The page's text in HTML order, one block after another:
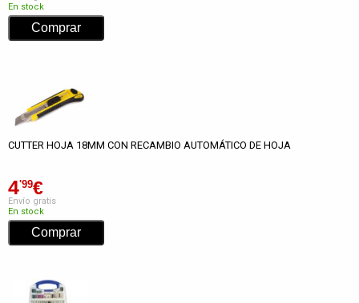
En stock
CUTTER HOJA 18MM CON RECAMBIO AUTOMÁTICO DE HOJA
4'99€
Envío gratis
En stock